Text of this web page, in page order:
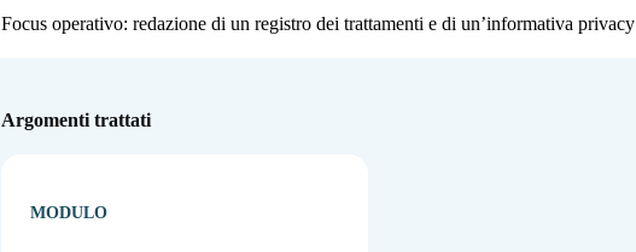
Focus operativo: redazione di un registro dei trattamenti e di un’informativa privacy
Argomenti trattati
MODULO